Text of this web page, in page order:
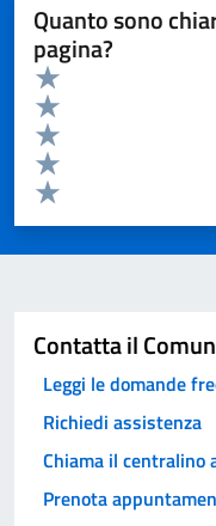
Quanto sono
pagina?
Valuta da 1 a 5 stelle la
Valuta 5 stelle su 5
Valuta 4 stelle su 5
Valuta 3 stelle su 5
Valuta 2 stelle su 5
Valuta 1 stelle su 5
Contatta il
Leggi le domande
Richiedi assistenza
Chiama il centralino
Prenota